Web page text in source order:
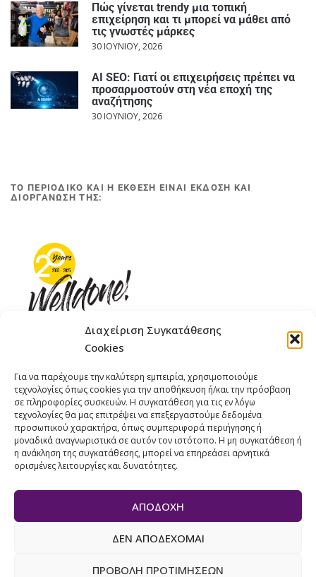
Διαχείριση Συγκατάθεσης
Cookies
Για να παρέχουμε την καλύτερη εμπειρία, χρησιμοποιούμε
τεχνολογίες όπως cookies για την αποθήκευση ή/και την πρόσβαση
σε πληροφορίες συσκευών. Η συγκατάθεση για τις εν λόγω
τεχνολογίες θα μας επιτρέψει να επεξεργαστούμε δεδομένα
προσωπικού χαρακτήρα, όπως συμπεριφορά περιήγησης ή
μοναδικά αναγνωριστικά σε αυτόν τον ιστότοπο. Η μη συγκατάθεση ή
η ανάκληση της συγκατάθεσης, μπορεί να επηρεάσει αρνητικά
ορισμένες λειτουργίες και δυνατότητες.
ΑΠΟΔΟΧΉ
ΔΕΝ ΑΠΟΔΈΧΟΜΑΙ
ΠΡΟΒΟΛΉ ΠΡΟΤΙΜΉΣΕΩΝ
Πώς γίνεται trendy μια τοπική
επιχείρηση και τι μπορεί να μάθει από
τις γνωστές μάρκες
30 ΙΟΥΝΊΟΥ, 2026
AI SEO: Γιατί οι επιχειρήσεις πρέπει να
προσαρμοστούν στη νέα εποχή της
αναζήτησης
30 ΙΟΥΝΊΟΥ, 2026
ΤΟ ΠΕΡΙΟΔΙΚΟ ΚΑΙ Η ΕΚΘΕΣΗ ΕΙΝΑΙ ΕΚΔΟΣΗ ΚΑΙ
ΔΙΟΡΓΑΝΩΣΗ ΤΗΣ:
ΤΗΛΕΦΩΝΟ: +30 211 4021758
ΚΙΝΗΤΟ: +306977 440377
EMAIL : info@welldone.com.gr